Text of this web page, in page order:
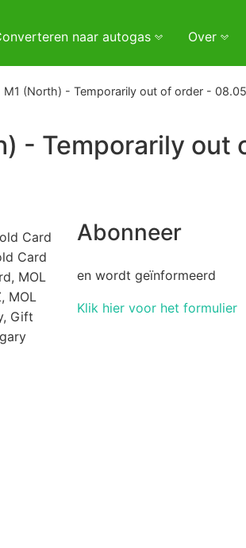
naar autogas Over
M1 (North) - Temporarily out of order -
- Temporarily
Card
Card
MOL
MOL
Gift
Abonneer
en wordt geïnformeerd
Klik hier voor het formulier